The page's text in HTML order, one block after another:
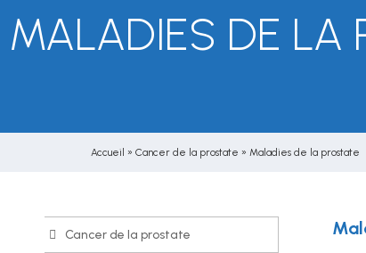
MALADIES DE LA
Accueil » Cancer de la prostate » Maladies de la prostate
Cancer de la prostate